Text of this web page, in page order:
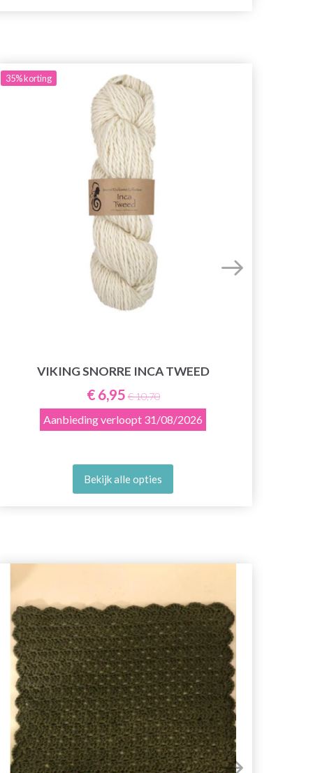
35%korting
VIKING SNORRE INCA TWEED
€ 6,95 € 10,70
Aanbieding verloopt 31/08/2026
Bekijk alle opties